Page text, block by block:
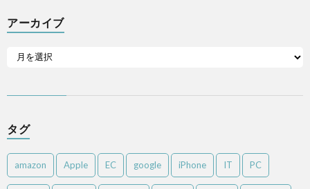
アーカイブ
タグ
amazon Apple EC google iPhone IT PC